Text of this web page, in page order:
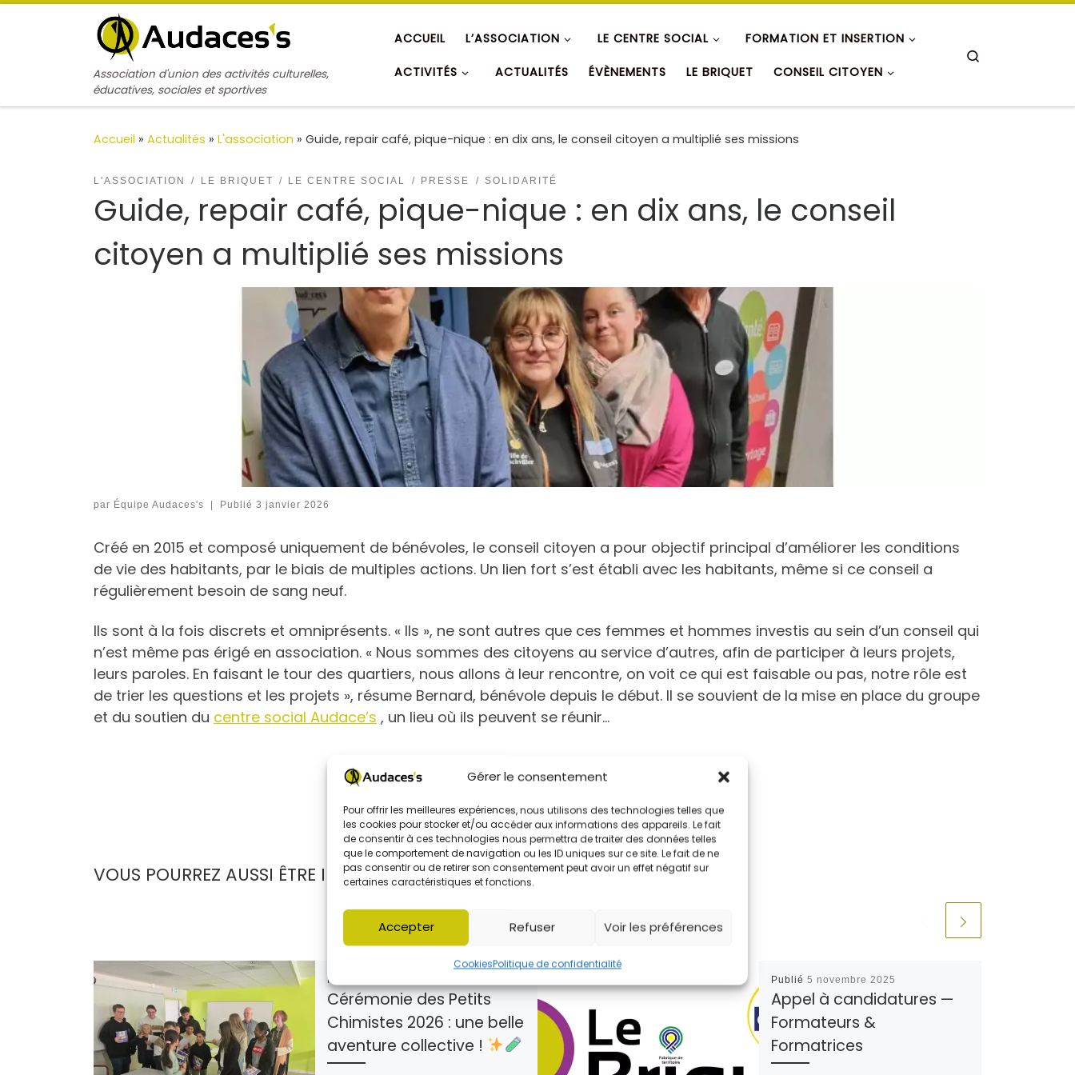
Gérer le consentement
Pour offrir les meilleures expériences, nous utilisons des technologies telles que
les cookies pour stocker et/ou accéder aux informations des appareils. Le fait
de consentir à ces technologies nous permettra de traiter des données telles
que le comportement de navigation ou les ID uniques sur ce site. Le fait de ne
pas consentir ou de retirer son consentement peut avoir un effet négatif sur
certaines caractéristiques et fonctions.
Accepter Refuser Voir les préférences
CookiesPolitique de confidentialité
Passer au contenu
Association d'union des activités culturelles,
éducatives, sociales et sportives
ACCUEIL L’ASSOCIATION LE CENTRE SOCIAL FORMATION ET INSERTION
ACTIVITÉS ACTUALITÉS ÉVÈNEMENTS LE BRIQUET CONSEIL CITOYEN
Accueil » Actualités » L'association » Guide, repair café, pique-nique : en dix ans, le conseil citoyen a multiplié ses missions
L'ASSOCIATION LE BRIQUET LE CENTRE SOCIAL PRESSE SOLIDARITÉ
Guide, repair café, pique-nique : en dix ans, le conseil
citoyen a multiplié ses missions
par Équipe Audaces's Publié 3 janvier 2026
Créé en 2015 et composé uniquement de bénévoles, le conseil citoyen a pour objectif principal d’améliorer les conditions
de vie des habitants, par le biais de multiples actions. Un lien fort s’est établi avec les habitants, même si ce conseil a
régulièrement besoin de sang neuf.
Ils sont à la fois discrets et omniprésents. « Ils », ne sont autres que ces femmes et hommes investis au sein d’un conseil qui
n’est même pas érigé en association. « Nous sommes des citoyens au service d’autres, afin de participer à leurs projets,
leurs paroles. En faisant le tour des quartiers, nous allons à leur rencontre, on voit ce qui est faisable ou pas, notre rôle est
de trier les questions et les projets », résume Bernard, bénévole depuis le début. Il se souvient de la mise en place du groupe
et du soutien du centre social Audace’s , un lieu où ils peuvent se réunir…
VOUS POURREZ AUSSI ÊTRE INTÉRESSÉ PAR
Publié
Cérémonie des Petits
Chimistes 2026 : une belle
aventure collective !
Publié 5 novembre 2025
Appel à candidatures —
Formateurs &
Formatrices